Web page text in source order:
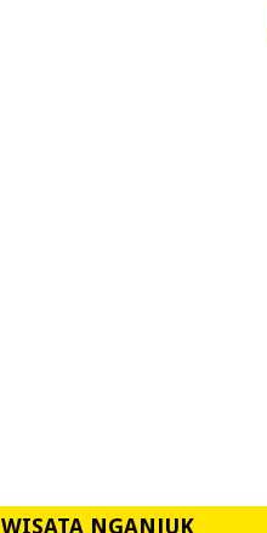
WISATA NGANJUK